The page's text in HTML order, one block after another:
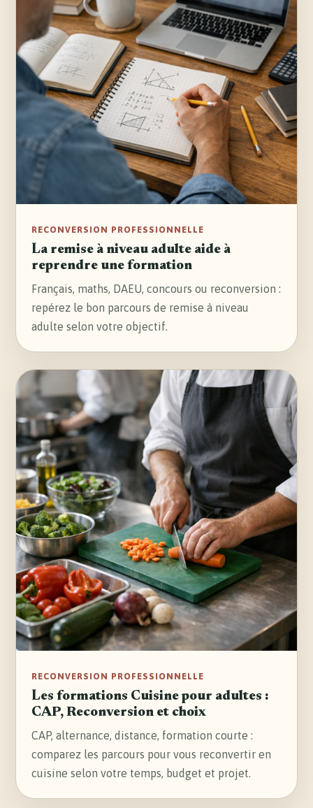
RECONVERSION PROFESSIONNELLE
La remise à niveau adulte aide à
reprendre une formation
Français, maths, DAEU, concours ou reconversion :
repérez le bon parcours de remise à niveau
adulte selon votre objectif.
RECONVERSION PROFESSIONNELLE
Les formations Cuisine pour adultes :
CAP, Reconversion et choix
CAP, alternance, distance, formation courte :
comparez les parcours pour vous reconvertir en
cuisine selon votre temps, budget et projet.